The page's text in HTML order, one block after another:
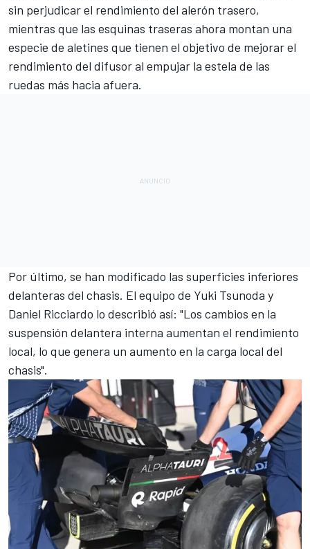
sin perjudicar el rendimiento del alerón trasero,
mientras que las esquinas traseras ahora montan una
especie de aletines que tienen el objetivo de mejorar el
rendimiento del difusoral empujar la estela de las
ruedas más hacia afuera.
Por último, se han modificado las superficies inferiores
delanteras del chasis. El equipo de Yuki Tsunoda y
Daniel Ricciardo lo describió así: "Los cambios en la
suspensión delantera interna aumentan el rendimiento
local, lo que genera un aumento en la carga local del
chasis".